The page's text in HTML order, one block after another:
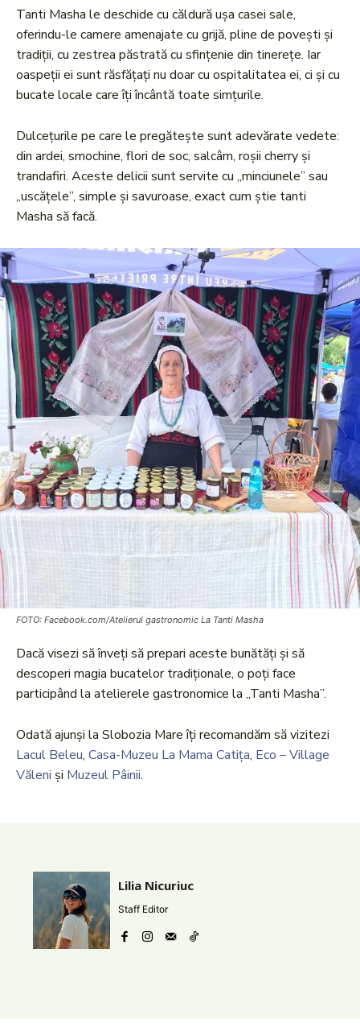
Tanti Masha le deschide cu căldură ușa casei sale,
oferindu-le camere amenajate cu grijă, pline de povești și
tradiții, cu zestrea păstrată cu sfințenie din tinerețe. Iar
oaspeții ei sunt răsfățați nu doar cu ospitalitatea ei, ci și cu
bucate locale care îți încântă toate simțurile.
Dulcețurile pe care le pregătește sunt adevărate vedete:
din ardei, smochine, flori de soc, salcâm, roșii cherry și
trandafiri. Aceste delicii sunt servite cu „minciunele” sau
„uscățele”, simple și savuroase, exact cum știe tanti
Masha să facă.
FOTO: Facebook.com/Atelierul gastronomic La Tanti Masha
Dacă visezi să înveți să prepari aceste bunătăți și să
descoperi magia bucatelor tradiționale, o poți face
participând la atelierele gastronomice la „Tanti Masha”.
Odată ajunși la Slobozia Mare îți recomandăm să vizitezi
Lacul Beleu, Casa-Muzeu La Mama Catița, Eco – Village
Văleni și Muzeul Pâinii.
Lilia Nicuriuc
Staff Editor